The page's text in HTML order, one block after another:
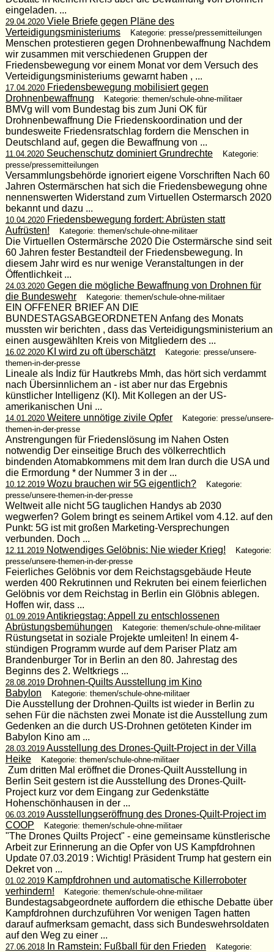
eingeladen. ...
29.04.2020Viele Briefe gegen Pläne des
Verteidigungsministeriums
Kategorie: presse/pressemitteilungen
Menschen protestieren gegen Drohnenbewaffnung Nachdem
wir zusammen mit verschiedenen Gruppen der
Friedensbewegung vor einem Monat vor dem Versuch des
Verteidigungsministeriums gewarnt haben , ...
17.04.2020Friedensbewegung mobilisiert gegen
Drohnenbewaffnung
Kategorie: themen/schule-ohne-militaer
BMVg will vom Bundestag bis zum Juni OK für
Drohnenbewaffnung Die Friedenskoordination und der
bundesweite Friedensratschlag fordern die Menschen in
Deutschland auf, gegen die Bewaffnung von ...
11.04.2020Seuchenschutz dominiert Grundrechte
Kategorie:
presse/pressemitteilungen
Versammlungsbehörde ignoriert eigene Vorschriften Nach 60
Jahren Ostermärschen hat sich die Friedensbewegung ohne
nennenswerten Widerstand zum Virtuellen Ostermarsch 2020
bekannt und dazu ...
10.04.2020Friedensbewegung fordert: Abrüsten statt
Aufrüsten!
Kategorie: themen/schule-ohne-militaer
Die Virtuellen Ostermärsche 2020 Die Ostermärsche sind seit
60 Jahren fester Bestandteil der Friedensbewegung. In
diesem Jahr wird es nur wenige Veranstaltungen in der
Öffentlichkeit ...
24.03.2020Gegen die mögliche Bewaffnung von Drohnen für
die Bundeswehr
Kategorie: themen/schule-ohne-militaer
EIN OFFENER BRIEF AN DIE
BUNDESTAGSABGEORDNETEN Anfang des Monats
mussten wir berichten , dass das Verteidigungsministerium an
einen ausgewählten Kreis von Mitgliedern des ...
16.02.2020KI wird zu oft überschätzt
Kategorie: presse/unsere-
themen-in-der-presse
Lineale als Indiz für Hautkrebs Mmh, das hört sich verdammt
nach Übersinnlichem an - ist aber nur das Ergebnis
künstlicher Intelligenz (KI). Mit Kollegen an der US-
amerikanischen Uni ...
14.01.2020Weitere unnötige zivile Opfer
Kategorie: presse/unsere-
themen-in-der-presse
Anstrengungen für Friedenslösung im Nahen Osten
notwendig Der einseitige Bruch des völkerrechtlich
bindenden Atomabkommens mit dem Iran durch die USA und
die Ermordung * der Nummer 3 in der ...
10.12.2019Wozu brauchen wir 5G eigentlich?
Kategorie:
presse/unsere-themen-in-der-presse
Weltweit alle nicht 5G tauglichen Handys ab 2030
wegwerfen? Golem bringt es seinem Artikel vom 4.12. auf den
Punkt: 5G ist mit großen Marketing-Versprechungen
verbunden. Doch ...
12.11.2019Notwendiges Gelöbnis: Nie wieder Krieg!
Kategorie:
presse/unsere-themen-in-der-presse
Feierliches Gelöbnis vor dem Reichstagsgebäude Heute
werden 400 Rekrutinnen und Rekruten bei einem feierlichen
Gelöbnis vor dem Reichstag in Berlin ein Glöbnis ablegen.
Hoffen wir, dass ...
01.09.2019Antikriegstag: Appell zu entschlossenen
Abrüstungsbemühungen
Kategorie: themen/schule-ohne-militaer
Rüstungsetat in soziale Projekte umleiten! In einem 4-
stündigen Programm wurde auf dem Pariser Platz am
Brandenburger Tor in Berlin an den 80. Jahrestag des
Beginns des 2. Weltkriegs ...
28.08.2019Drohnen-Quilts Ausstellung im Kino
Babylon
Kategorie: themen/schule-ohne-militaer
Die Ausstellung der Drohnen-Quilts ist wieder in Berlin zu
sehen Für die nächsten zwei Monate ist die Ausstellung zum
Gedenken an die durch US-Drohnen getöteten Kinder im
Babylon Kino am ...
28.03.2019Ausstellung des Drones-Quilt-Project in der Villa
Heike
Kategorie: themen/schule-ohne-militaer
Zum dritten Mal eröffnet die Drones-Quilt Ausstellung in
Berlin Seit gestern ist die Ausstellung des Drones-Quilt-
Project kurz vor dem Eingang zur Gedenkstätte
Hohenschönhausen in der ...
06.03.2019Ausstellungseröffnung des Drones-Quilt-Project im
COOP
Kategorie: themen/schule-ohne-militaer
"The Drones Quilts Project" - eine gemeinsame künstlerische
Arbeit zur Erinnerung an die Opfer von US Kampfdrohnen
Update 07.03.2019 : Wichtig! Präsident Trump hat gestern ein
Dekret von ...
01.02.2019Kampfdrohnen und automatische Killerroboter
verhindern!
Kategorie: themen/schule-ohne-militaer
Bundestagsabgeordnete auffordern die ethische Debatte über
Kampfdrohnen durchzuführen Vor wenigen Tagen hatten
darauf aufmerksam gemacht, dass sich Bundeswehrsoldaten
auf den Weg zu einer ...
27.06.2018In Ramstein: Fußball für den Frieden
Kategorie: